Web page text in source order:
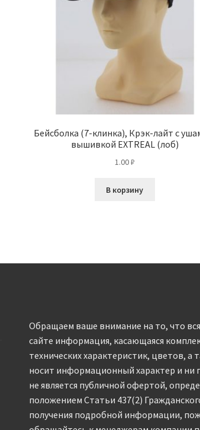
Бейсболка (7-клинка), Крэк-лайт с
вышивкой EXTREAL (лоб)
1.00₽
В корзину
Обращаем ваше внимание на то, что
сайте информация, касающаяся
технических характеристик, цветов, а
носит информационный характер и ни
не является публичной офертой,
положением Статьи 437(2)
получения подробной информации,